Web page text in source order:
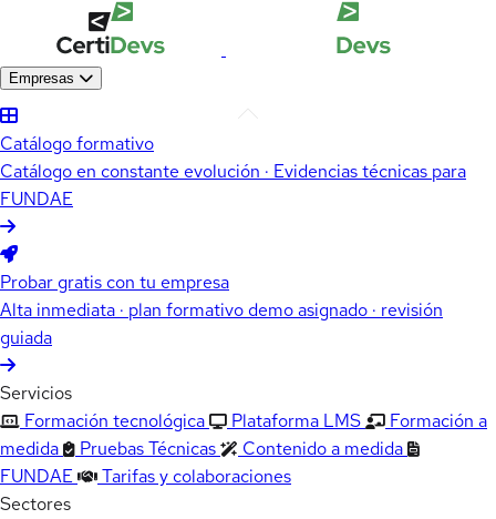
Empresas
Catálogo formativo
Catálogo en constante evolución · Evidencias técnicas para
FUNDAE
Probar gratis con tu empresa
Alta inmediata · plan formativo demo asignado · revisión
guiada
Servicios
Formación tecnológica
Plataforma LMS
Formación a
medida
Pruebas Técnicas
Contenido a medida
FUNDAE
Tarifas y colaboraciones
Sectores